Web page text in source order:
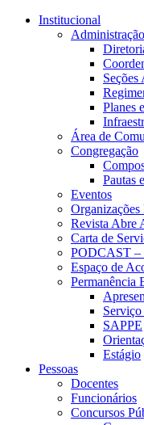
Conteúdo principal
Institucional
Administração
Planes
Área de
Congregação
Pautas
Eventos
Organizações
Revista Abre
Carta de
PODCAST –
Espaço de
Permanência
SAPPE
Estágio
Pessoas
Docentes
Funcionários
Concursos